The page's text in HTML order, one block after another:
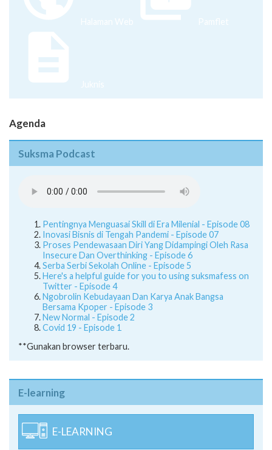
Halaman Web Pamflet
Juknis
Agenda
Suksma Podcast
Pentingnya Menguasai Skill di Era Milenial - Episode 08
Inovasi Bisnis di Tengah Pandemi - Episode 07
Proses Pendewasaan Diri Yang Didampingi Oleh Rasa
Insecure Dan Overthinking - Episode 6
Serba Serbi Sekolah Online - Episode 5
Here's a helpful guide for you to using suksmafess on
Twitter - Episode 4
Ngobrolin Kebudayaan Dan Karya Anak Bangsa
Bersama Kpoper - Episode 3
New Normal - Episode 2
Covid 19 - Episode 1
**Gunakan browser terbaru.
E-learning
E-LEARNING